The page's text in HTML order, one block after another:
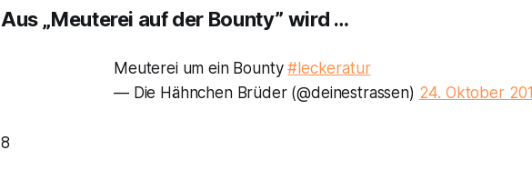
Aus „Meuterei auf der Bounty” wird …
Meuterei um ein Bounty#leckeratur
— Die Hähnchen Brüder (@deinestrassen) 24. Oktober
8